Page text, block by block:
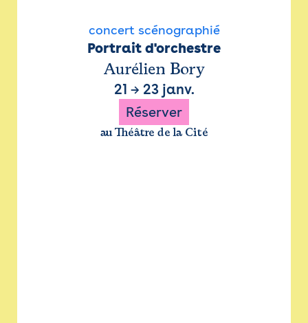
concert scénographié
Portrait d'orchestre
Aurélien Bory
21 → 23 janv.
Réserver
au Théâtre de la Cité